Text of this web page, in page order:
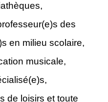
des
en milieu scolaire,
musicale,
de loisirs et toute